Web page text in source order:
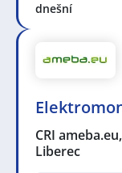
dnešní
CRI
Liberec